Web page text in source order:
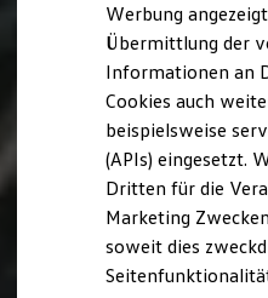
Golf Kollektion
ID. Kollektion
Volkswagen
GTI Kollektion
Fußball Drop
we drive football
#wedriveproud
Besitzer und Service
myVolkswagen
Software Updates
Inspektion
Werbung
Übermittlung der
Informationen an
Cookies auch
beispielsweise
(APIs) eingesetzt.
Dritten für die
Marketing
soweit dies